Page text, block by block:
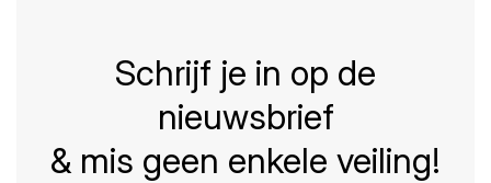
Schrijf je in op de
nieuwsbrief
& mis geen enkele veiling!